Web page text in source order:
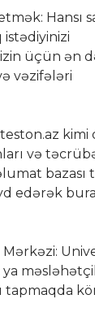
Hansı
üçün ən
vəzifələri
kimi
və
bazası
edərək
tapmaqda